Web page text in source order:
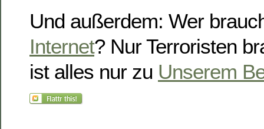
Und außerdem: Wer
Internet? Nur Terroristen
ist alles nur zu Unserem